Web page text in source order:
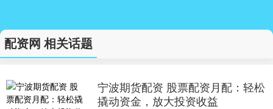
配资网 相关话题
宁波期货配资 股票配资月配：轻松
撬动资金，放大投资收益